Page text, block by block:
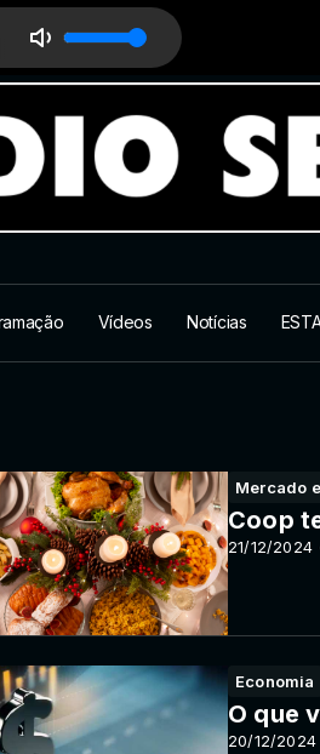
Vídeos Notícias
Mercado
21/12/2024
Coop
Economia
20/12/2024
O que